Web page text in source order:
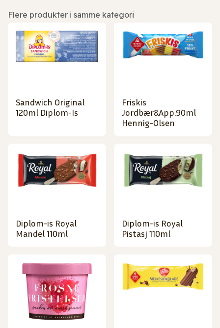
Flere produkter i samme kategori
Sandwich Original
120ml Diplom-Is
Friskis
Jordbær&App.90ml
Hennig-Olsen
Diplom-is Royal
Mandel 110ml
Diplom-is Royal
Pistasj 110ml